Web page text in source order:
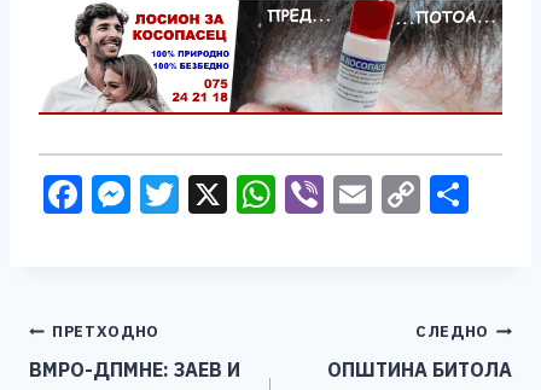
F
b
M
n
T X W Vi E C
Li
Навигација
ПРЕТХОДНО
ВМРО-ДПМНЕ: ЗАЕВ И
СЛЕДНО
ОПШТИНА БИТОЛА